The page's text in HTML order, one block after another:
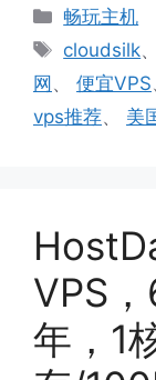
分
类
畅玩主机
标
签
cloudsilk、
网 、 便宜VPS
vps推荐、 美
VPS
年，1